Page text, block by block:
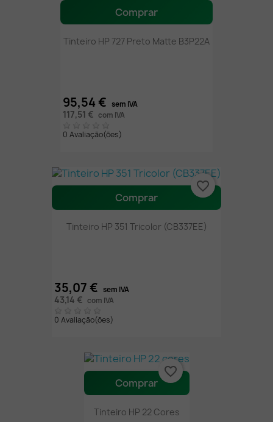
Comprar
Tinteiro HP 727 Preto Matte B3P22A
95,54 € sem IVA
117,51 € com IVA
0 Avaliação(ões)
Comprar
Tinteiro HP 351 Tricolor (CB337EE)
35,07 € sem IVA
43,14 € com IVA
0 Avaliação(ões)
favorite_border
Comprar
Tinteiro HP 22 Cores
favorite_border